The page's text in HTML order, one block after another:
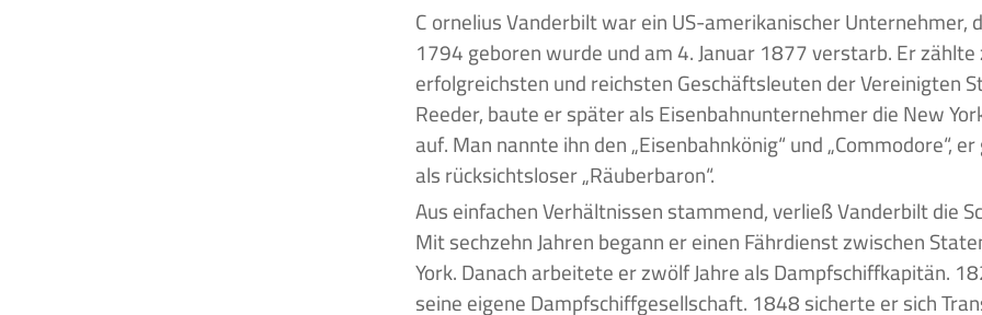
Cornelius Vanderbilt war ein US-amerikanischer Unternehmer, der am 27. Mai
1794 geboren wurde und am 4. Januar 1877 verstarb. Er zählte
erfolgreichsten und reichsten Geschäftsleuten der Vereinigten
Reeder, baute er später als Eisenbahnunternehmer die New
auf. Man nannte ihn den „Eisenbahnkönig“ und „Commodore“,
als rücksichtsloser „Räuberbaron“.
Aus einfachen Verhältnissen stammend, verließ Vanderbilt die
Mit sechzehn Jahren begann er einen Fährdienst zwischen
York. Danach arbeitete er zwölf Jahre als Dampfschiffkapitän.
seine eigene Dampfschiffgesellschaft. 1848 sicherte er sich